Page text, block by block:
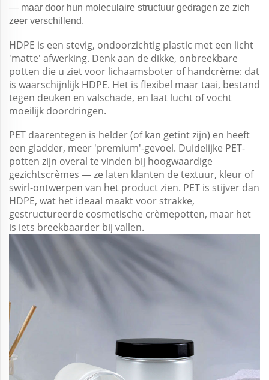
— maar door hun moleculaire structuur gedragen ze zich
zeer verschillend.
HDPE is een stevig, ondoorzichtig plastic met een licht
'matte' afwerking. Denk aan de dikke, onbreekbare
potten die u ziet voor lichaamsboter of handcrème: dat
is waarschijnlijk HDPE. Het is flexibel maar taai, bestand
tegen deuken en valschade, en laat lucht of vocht
moeilijk doordringen.
PET daarentegen is helder (of kan getint zijn) en heeft
een gladder, meer 'premium'-gevoel. Duidelijke PET-
potten zijn overal te vinden bij hoogwaardige
gezichtscrèmes — ze laten klanten de textuur, kleur of
swirl-ontwerpen van het product zien. PET is stijver dan
HDPE, wat het ideaal maakt voor strakke,
gestructureerde cosmetische crèmepotten, maar het
is iets breekbaarder bij vallen.